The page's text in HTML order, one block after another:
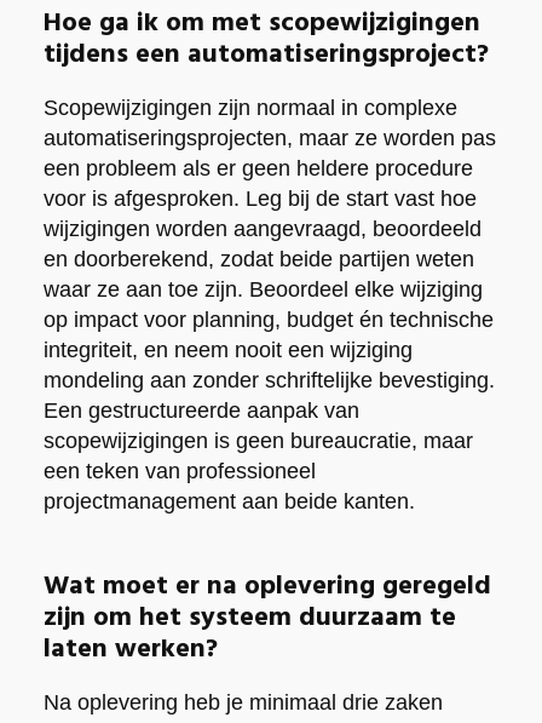
Hoe ga ik om met scopewijzigingen
tijdens een automatiseringsproject?
Scopewijzigingen zijn normaal in complexe
automatiseringsprojecten, maar ze worden pas
een probleem als er geen heldere procedure
voor is afgesproken. Leg bij de start vast hoe
wijzigingen worden aangevraagd, beoordeeld
en doorberekend, zodat beide partijen weten
waar ze aan toe zijn. Beoordeel elke wijziging
op impact voor planning, budget én technische
integriteit, en neem nooit een wijziging
mondeling aan zonder schriftelijke bevestiging.
Een gestructureerde aanpak van
scopewijzigingen is geen bureaucratie, maar
een teken van professioneel
projectmanagement aan beide kanten.
Wat moet er na oplevering geregeld
zijn om het systeem duurzaam te
laten werken?
Na oplevering heb je minimaal drie zaken